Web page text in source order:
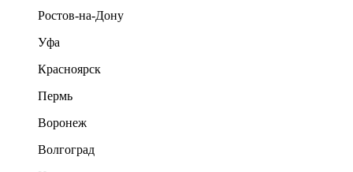
Ростов-на-Дону
Уфа
Красноярск
Пермь
Воронеж
Волгоград